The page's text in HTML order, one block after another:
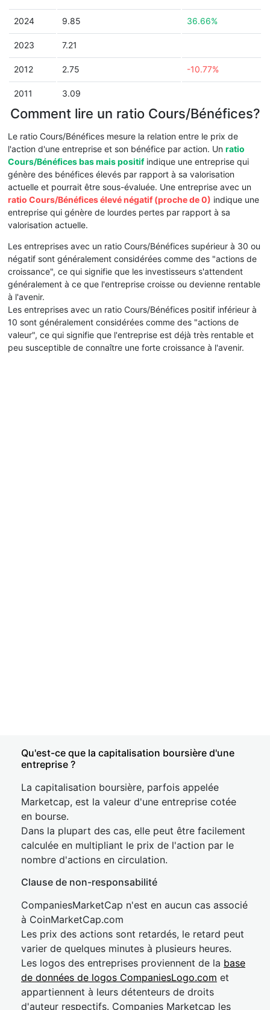
2024 9.85 36.66%
2023 7.21
2012 2.75 -10.77%
2011 3.09
Comment lire un ratio Cours/Bénéfices?
Le ratio Cours/Bénéfices mesure la relation entre le prix de
l'action d'une entreprise et son bénéfice par action. Un ratio
Cours/Bénéfices bas mais positifindique une entreprise qui
génère des bénéfices élevés par rapport à sa valorisation
actuelle et pourrait être sous-évaluée. Une entreprise avec un
ratio Cours/Bénéfices élevé négatif (proche de 0) indique une
entreprise qui génère de lourdes pertes par rapport à sa
valorisation actuelle.
Les entreprises avec un ratio Cours/Bénéfices supérieur à 30 ou
négatif sont généralement considérées comme des "actions de
croissance", ce qui signifie que les investisseurs s'attendent
généralement à ce que l'entreprise croisse ou devienne rentable
à l'avenir.
Les entreprises avec un ratio Cours/Bénéfices positif inférieur à
10 sont généralement considérées comme des "actions de
valeur", ce qui signifie que l'entreprise est déjà très rentable et
peu susceptible de connaître une forte croissance à l'avenir.
Qu'est-ce que la capitalisation boursière d'une
entreprise ?
La capitalisation boursière, parfois appelée
Marketcap, est la valeur d'une entreprise cotée
en bourse.
Dans la plupart des cas, elle peut être facilement
calculée en multipliant le prix de l'action par le
nombre d'actions en circulation.
Clause de non-responsabilité
CompaniesMarketCap n'est en aucun cas associé
à CoinMarketCap.com
Les prix des actions sont retardés, le retard peut
varier de quelques minutes à plusieurs heures.
Les logos des entreprises proviennent de la base
de données de logos CompaniesLogo.com et
appartiennent à leurs détenteurs de droits
d'auteur respectifs. Companies Marketcap les